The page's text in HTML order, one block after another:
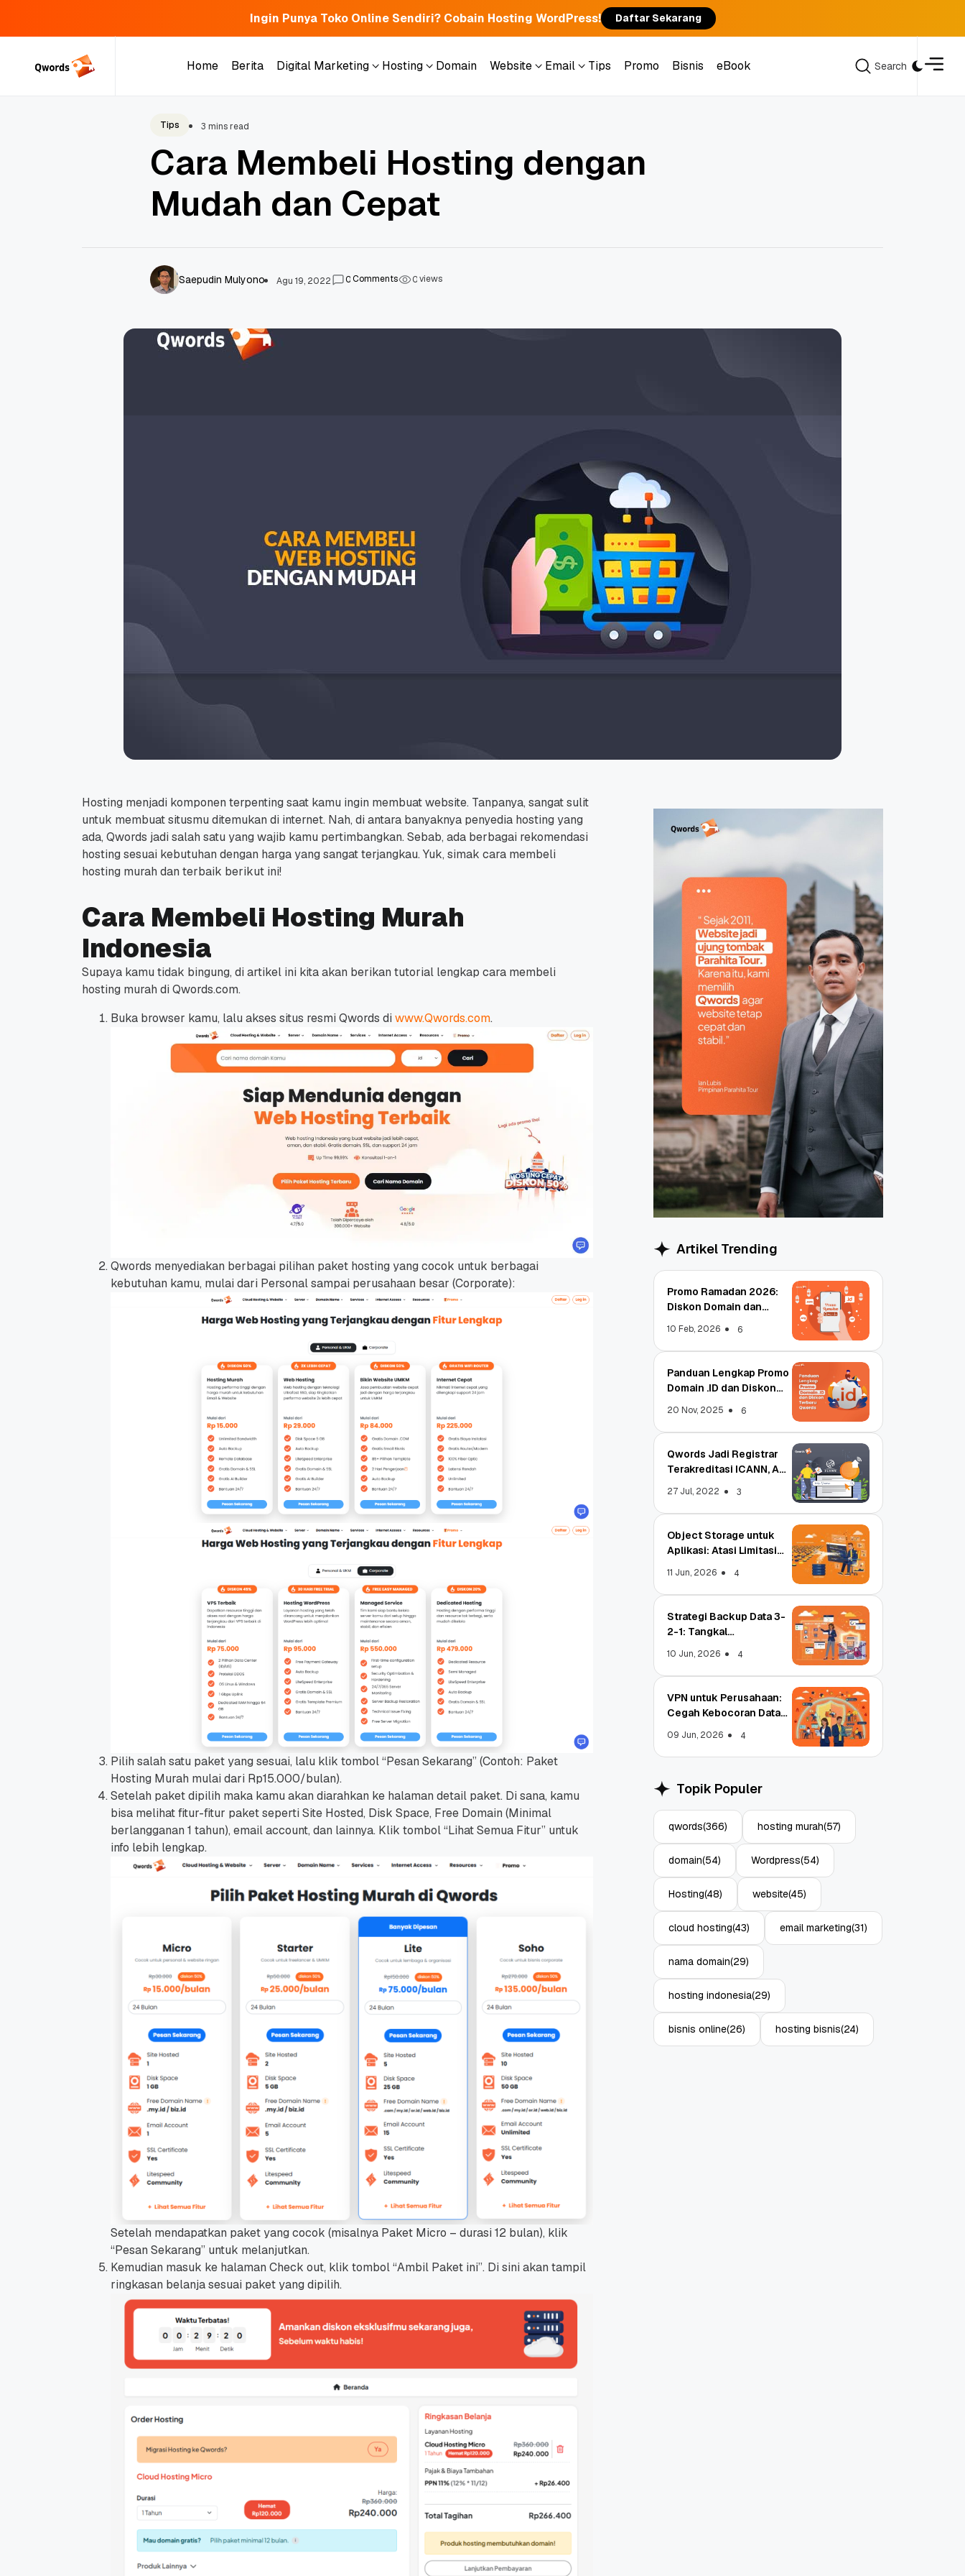
Ingin Punya Toko Online Sendiri? Cobain Hosting WordPress! Daftar Sekarang
Home
Berita
Digital Marketing
Hosting
Domain
Website
Email
Tips
Promo
Bisnis
eBook
Search
Panduan Lengkap Promo
Domain .ID dan Diskon
Terbaru
6
Qwords Jadi Registrar
Terakreditasi ICANN, Apa
Untungnya?
27 Jul, 2022 3
Object Storage untuk
Aplikasi: Atasi Limitasi
4
Tips 3 mins read
Cara Membeli Hosting dengan
Mudah dan Cepat
Saepudin Mulyono Agu 19, 2022 0Comments 0views
Hosting menjadi komponen terpenting saat kamu ingin membuatwebsite. Tanpanya, sangat sulit
untuk membuat situsmu ditemukan di internet. Nah, di antara banyaknya penyedia hosting yang
ada, Qwords jadi salah satu yang wajib kamu pertimbangkan. Sebab, ada berbagai rekomendasi
hosting sesuai kebutuhan dengan harga yang sangat terjangkau. Yuk, simak cara membeli
hosting murah dan terbaik berikut ini!
Cara Membeli Hosting Murah
Indonesia
Supaya kamu tidak bingung, di artikel ini kita akan berikan tutorial lengkap cara membeli
hosting murah di Qwords.com.
Buka browser kamu, lalu akses situs resmi Qwords di www.Qwords.com.
Qwords menyediakan berbagai pilihan paket hosting yang cocok untuk berbagai
kebutuhan kamu, mulai dari Personal sampai perusahaan besar (Corporate):
Pilih salah satu paket yang sesuai, lalu klik tombol “Pesan Sekarang” (Contoh: Paket
Hosting Murah mulai dari Rp15.000/bulan).
Setelah paket dipilih maka kamu akan diarahkan ke halaman detail paket. Di sana, kamu
bisa melihat fitur-fitur paket seperti Site Hosted, Disk Space, Free Domain (Minimal
berlangganan 1 tahun), email account, dan lainnya. Klik tombol “Lihat Semua Fitur” untuk
info lebih lengkap.
Setelah mendapatkan paket yang cocok (misalnya Paket Micro – durasi 12 bulan), klik
“Pesan Sekarang” untuk melanjutkan.
Kemudian masuk ke halaman Check out, klik tombol “Ambil Paket ini”. Di sini akan tampil
ringkasan belanja sesuai paket yang dipilih.
Artikel Trending
Promo Ramadan 2026:
Diskon Domain dan
10 Feb, 2026 6
Panduan Lengkap Promo
Domain .ID dan Diskon
20 Nov, 2025 6
Qwords Jadi Registrar
Terakreditasi ICANN, Apa
27 Jul, 2022 3
Object Storage untuk
Aplikasi: Atasi Limitasi
11 Jun, 2026 4
Strategi Backup Data 3-
2-1: Tangkal
10 Jun, 2026 4
VPN untuk Perusahaan:
Cegah Kebocoran Data
09 Jun, 2026 4
Topik Populer
qwords(366) hosting murah(57)
domain(54) Wordpress(54)
Hosting(48) website(45)
cloud hosting(43) email marketing(31)
nama domain(29)
hosting indonesia(29)
bisnis online(26) hosting bisnis(24)